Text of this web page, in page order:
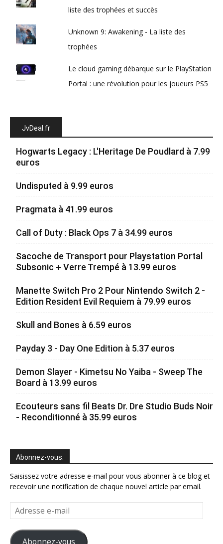
liste des trophées et succès
Unknown 9: Awakening - La liste des
trophées
Le cloud gaming débarque sur le PlayStation
Portal : une révolution pour les joueurs PS5
JvDeal.fr
Hogwarts Legacy : L'Heritage De Poudlard à 7.99
euros
Undisputed à 9.99 euros
Pragmata à 41.99 euros
Call of Duty : Black Ops 7 à 34.99 euros
Sacoche de Transport pour Playstation Portal
Subsonic + Verre Trempé à 13.99 euros
Manette Switch Pro 2 Pour Nintendo Switch 2 -
Edition Resident Evil Requiem à 79.99 euros
Skull and Bones à 6.59 euros
Payday 3 - Day One Edition à 5.37 euros
Demon Slayer - Kimetsu No Yaiba - Sweep The
Board à 13.99 euros
Ecouteurs sans fil Beats Dr. Dre Studio Buds Noir
- Reconditionné à 35.99 euros
Abonnez-vous.
Saisissez votre adresse e-mail pour vous abonner à ce blog et
recevoir une notification de chaque nouvel article par email.
Adresse
e-
mail
Abonnez-vous